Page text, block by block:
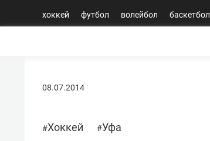
хоккей футбол волейбол баскетбол
08.07.2014
#Хоккей #Уфа